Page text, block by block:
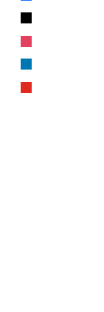
x
instagram
linkedin
youtube